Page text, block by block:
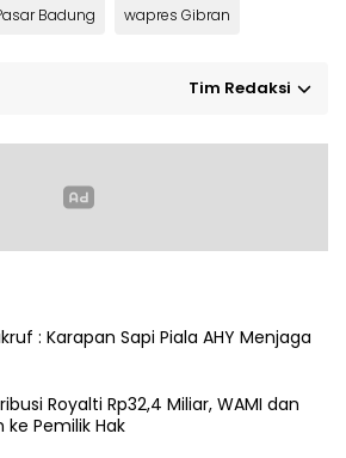
Badung wapres Gibran
Tim Redaksi
: Karapan Sapi Piala AHY Menjaga
Royalti Rp32,4 Miliar, WAMI dan
ke Pemilik Hak